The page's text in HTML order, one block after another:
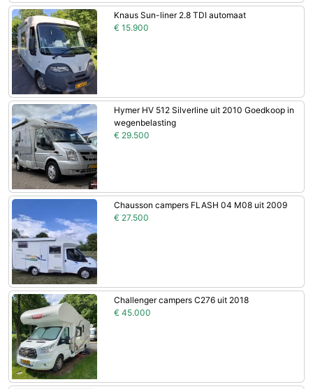
Knaus Sun-liner 2.8 TDI automaat
€ 15.900
Hymer HV 512 Silverline uit 2010 Goedkoop in
wegenbelasting
€ 29.500
Chausson campers FLASH 04 M08 uit 2009
€ 27.500
Challenger campers C276 uit 2018
€ 45.000